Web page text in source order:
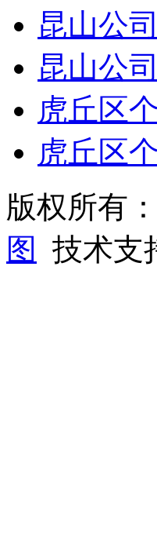
昆山公
昆山公
虎丘区
虎丘区
版权所有：
图
技术支